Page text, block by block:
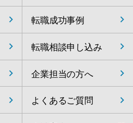
転職成功事例
転職相談申し込み
企業担当の方へ
よくあるご質問